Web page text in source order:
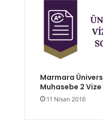
Marmara
Muhasebe 2 Vize
11 Nisan 2016